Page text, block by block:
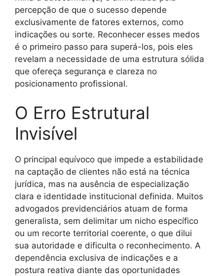
percepção de que o sucesso depende
exclusivamente de fatores externos, como
indicações ou sorte. Reconhecer esses medos
é o primeiro passo para superá-los, pois eles
revelam a necessidade de uma estrutura sólida
que ofereça segurança e clareza no
posicionamento profissional.
O Erro Estrutural
Invisível
O principal equívoco que impede a estabilidade
na captação de clientes não está na técnica
jurídica, mas na ausência de especialização
clara e identidade institucional definida. Muitos
advogados previdenciários atuam de forma
generalista, sem delimitar um nicho específico
ou um recorte territorial coerente, o que dilui
sua autoridade e dificulta o reconhecimento. A
dependência exclusiva de indicações e a
postura reativa diante das oportunidades